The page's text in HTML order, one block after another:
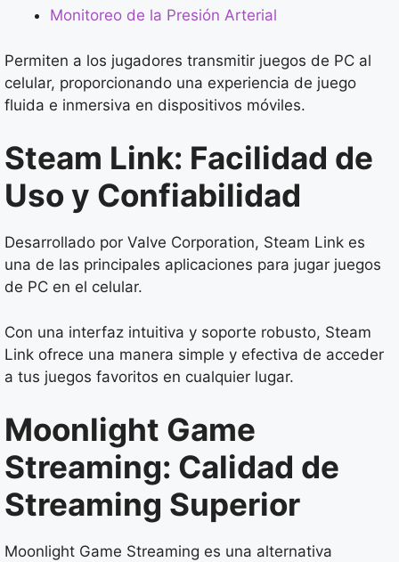
Monitoreo de la Presión Arterial
Permiten a los jugadores transmitir juegos de PC al
celular, proporcionando una experiencia de juego
fluida e inmersiva en dispositivos móviles.
Steam Link: Facilidad de
Uso y Confiabilidad
Desarrollado por Valve Corporation, Steam Link es
una de las principales aplicaciones para jugar juegos
de PC en el celular.
Con una interfaz intuitiva y soporte robusto, Steam
Link ofrece una manera simple y efectiva de acceder
a tus juegos favoritos en cualquier lugar.
Moonlight Game
Streaming: Calidad de
Streaming Superior
Moonlight Game Streaming es una alternativa